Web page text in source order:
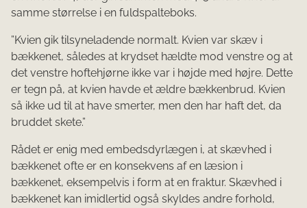
samme størrelse i en fuldspalteboks.
”Kvien gik tilsyneladende normalt. Kvien var skæv i
bækkenet, således at krydset hældte mod venstre og at
det venstre hoftehjørne ikke var i højde med højre. Dette
er tegn på, at kvien havde et ældre bækkenbrud. Kvien
så ikke ud til at have smerter, men den har haft det, da
bruddet skete.”
Rådet er enig med embedsdyrlægen i, at skævhed i
bækkenet ofte er en konsekvens af en læsion i
bækkenet, eksempelvis i form at en fraktur. Skævhed i
bækkenet kan imidlertid også skyldes andre forhold,